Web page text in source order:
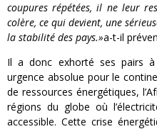
coupures répétées, il ne leur
colère, ce qui devient, une
la stabilité des pays.»a-t-il
Il a donc exhorté ses pairs à
urgence absolue pour le
de ressources énergétiques,
régions du globe où
accessible. Cette crise